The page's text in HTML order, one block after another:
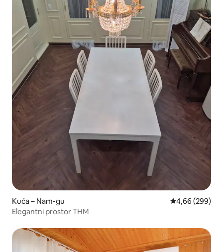
Kuća – Nam-gu Prosječna
4,66 (299)
Elegantni prostor THM